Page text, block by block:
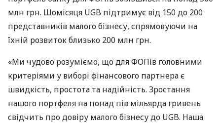
млн грн. Щомісяця UGB підтримує від 150 до 200
представників малого бізнесу, спрямовуючи на
їхній розвиток близько 200 млн грн.
«Ми чудово розуміємо, що для ФОПів головними
критеріями у виборі фінансового партнера є
швидкість, простота та надійність. Зростання
нашого портфеля на понад пів мільярда гривень
свідчить про довіру малого бізнесу до UGB. Наша